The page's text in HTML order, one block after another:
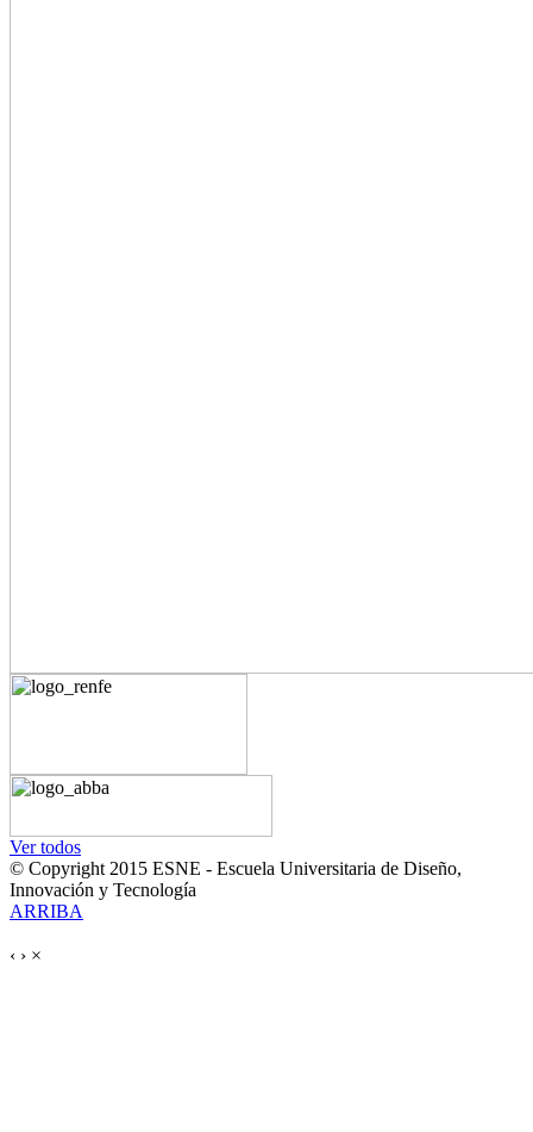
Ver todos
© Copyright 2015 ESNE - Escuela Universitaria de Diseño,
Innovación y Tecnología
ARRIBA
‹ › ×